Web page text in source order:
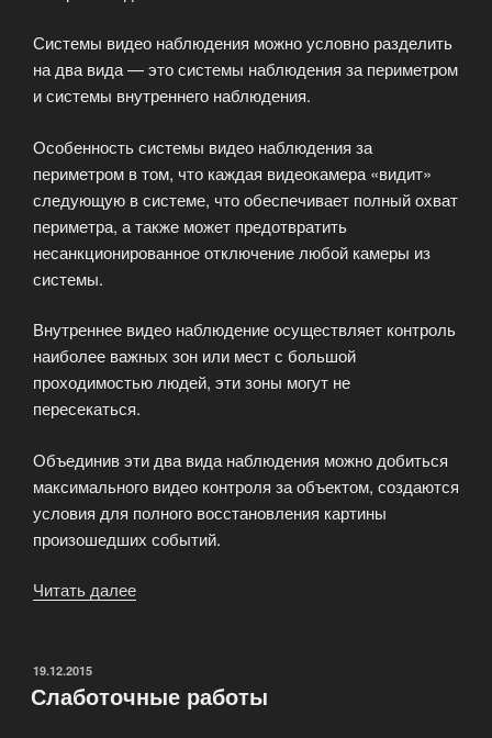
Системы видео наблюдения можно условно разделить
на два вида — это системы наблюдения за периметром
и системы внутреннего наблюдения.
Особенность системы видео наблюдения за
периметром в том, что каждая видеокамера «видит»
следующую в системе, что обеспечивает полный охват
периметра, а также может предотвратить
несанкционированное отключение любой камеры из
системы.
Внутреннее видео наблюдение осуществляет контроль
наиболее важных зон или мест с большой
проходимостью людей, эти зоны могут не
пересекаться.
Объединив эти два вида наблюдения можно добиться
максимального видео контроля за объектом, создаются
условия для полного восстановления картины
произошедших событий.
Читать далее
ОПУБЛИКОВАНО
19.12.2015
Слаботочные работы